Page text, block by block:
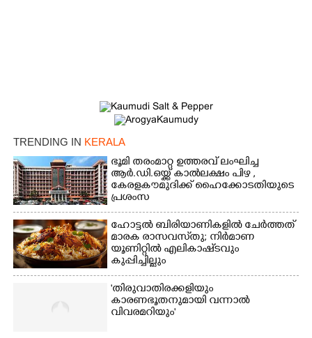
TRENDING IN KERALA
ഭൂമി തരംമാറ്റ ഉത്തരവ് ലംഘിച്ച
ആർ.ഡി.ഒയ്ക്ക് കാൽലക്ഷം പിഴ ,​
കേരളകൗമുദിക്ക് ഹൈക്കോടതിയുടെ
പ്രശംസ
ഹോട്ടൽ ബിരിയാണികളിൽ ചേർത്തത്
മാരക രാസവസ്‌തു; നിർമാണ
യൂണിറ്റിൽ എലികാഷ്‌ടവും
കുപ്പിച്ചില്ലും
'തിരുവാതിരക്കളിയും
കാരണഭൂതനുമായി വന്നാൽ
വിവരമറിയും '